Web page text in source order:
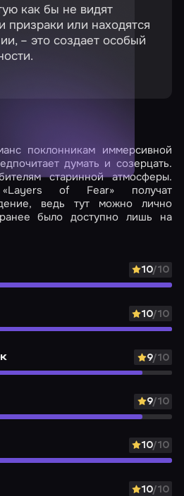
как бы не видят
призраки или находятся
– это создает особый
поклонникам иммерсивной
думать и созерцать.
старинной атмосферы.
of Fear» получат
ведь тут можно лично
было доступно лишь на
10/10
10/10
9/10
9/10
10/10
10/10